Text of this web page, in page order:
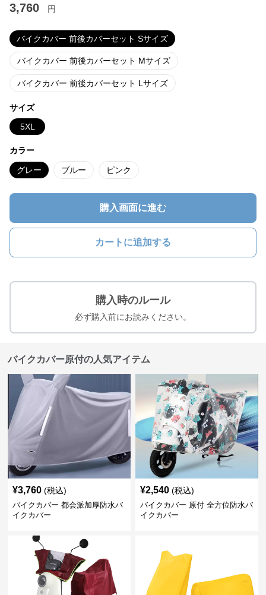
3,760 円
バイクカバー 前後カバーセット Sサイズ
バイクカバー 前後カバーセット Mサイズ
バイクカバー 前後カバーセット Lサイズ
サイズ
5XL
カラー
グレー ブルー ピンク
購入画面に進む
カートに追加する
購入時のルール
必ず購入前にお読みください。
バイクカバー原付の人気アイテム
¥3,760 (税込)
バイクカバー 都会派加厚防水バ
イクカバー
¥2,540 (税込)
バイクカバー 原付 全方位防水バ
イクカバー